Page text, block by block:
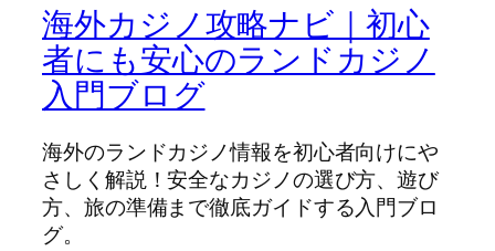
海外カジノ攻略ナビ｜初心
者にも安心のランドカジノ
入門ブログ
海外のランドカジノ情報を初心者向けにや
さしく解説！安全なカジノの選び方、遊び
方、旅の準備まで徹底ガイドする入門ブロ
グ。